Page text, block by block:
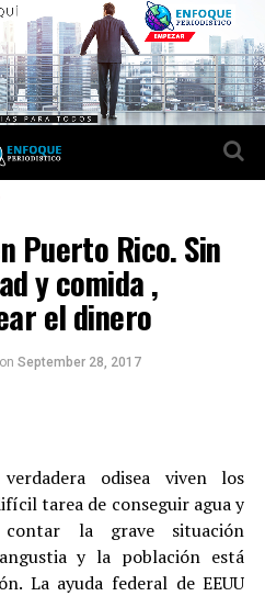
Puerto Rico. Sin
y comida ,
el dinero
on September 28, 2017
odisea viven los
tarea de conseguir agua y
la grave situación
y la población está
La ayuda federal de EEUU